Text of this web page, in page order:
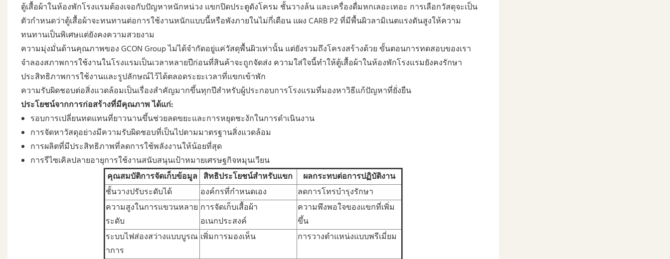
ตู้เสื้อผ้าในห้องพักโรงแรมต้องเจอกับปัญหาหนักหน่วง แขกปิดประตูดังโครม ชั้นวางล้น และเครื่องดื่มหกเลอะเทอะ การเลือกวัสดุจะเป็น
ตัวกำหนดว่าตู้เสื้อผ้าจะทนทานต่อการใช้งานหนักแบบนี้หรือพังภายในไม่กี่เดือน แผง CARB P2 ที่มีพื้นผิวลามิเนตแรงดันสูงให้ความ
ทนทานเป็นพิเศษแต่ยังคงความสวยงาม
ความมุ่งมั่นด้านคุณภาพของ GCON Group ไม่ได้จำกัดอยู่แค่วัสดุพื้นผิวเท่านั้น แต่ยังรวมถึงโครงสร้างด้วย ขั้นตอนการทดสอบของเรา
จำลองสภาพการใช้งานในโรงแรมเป็นเวลาหลายปีก่อนที่สินค้าจะถูกจัดส่ง ความใส่ใจนี้ทำให้ตู้เสื้อผ้าในห้องพักโรงแรมยังคงรักษา
ประสิทธิภาพการใช้งานและรูปลักษณ์ไว้ได้ตลอดระยะเวลาที่แขกเข้าพัก
ความรับผิดชอบต่อสิ่งแวดล้อมเป็นเรื่องสำคัญมากขึ้นทุกปีสำหรับผู้ประกอบการโรงแรมที่มองหาวิธีแก้ปัญหาที่ยั่งยืน
ประโยชน์จากการก่อสร้างที่มีคุณภาพ ได้แก่:
รอบการเปลี่ยนทดแทนที่ยาวนานขึ้นช่วยลดขยะและการหยุดชะงักในการดำเนินงาน
การจัดหาวัสดุอย่างมีความรับผิดชอบที่เป็นไปตามมาตรฐานสิ่งแวดล้อม
การผลิตที่มีประสิทธิภาพที่ลดการใช้พลังงานให้น้อยที่สุด
การรีไซเคิลปลายอายุการใช้งานสนับสนุนเป้าหมายเศรษฐกิจหมุนเวียน
คุณสมบัติการจัดเก็บข้อมูล สิทธิประโยชน์สำหรับแขก
ผลกระทบต่อการปฏิบัติงาน
ชั้นวางปรับระดับได้
องค์กรที่กำหนดเอง
ลดการโทรบำรุงรักษา
ความสูงในการแขวนหลาย
ระดับ
การจัดเก็บเสื้อผ้า
อเนกประสงค์
ความพึงพอใจของแขกที่เพิ่ม
ขึ้น
ระบบไฟส่องสว่างแบบบูรณ
าการ
เพิ่มการมองเห็น การวางตำแหน่งแบบพรีเมี่ยม